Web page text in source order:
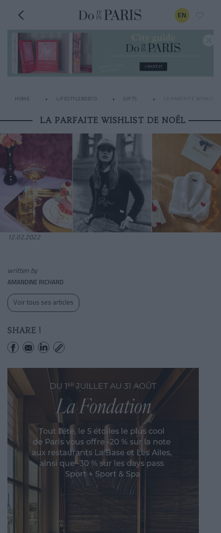
EN
HOME LIFESTYLE&DECO GIFTS LA PARFAITE WISHLIST
LA PARFAITE WISHLIST DE NOËL
12.02.2022
written by
AMANDINE RICHARD
Voir tous ses articles
SHARE !